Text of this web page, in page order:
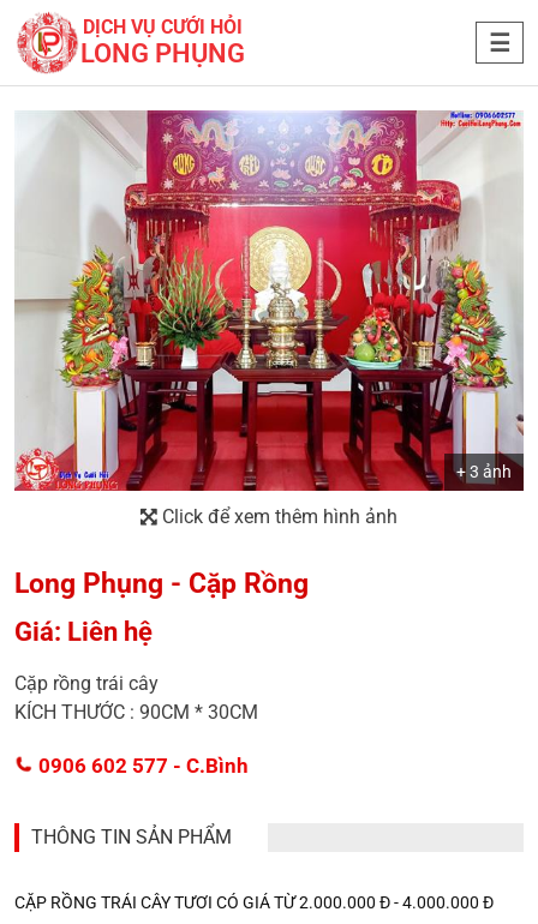
DỊCH VỤ CƯỚI HỎI
LONG PHỤNG
+ 3 ảnh
Click để xem thêm hình ảnh
Long Phụng - Cặp Rồng
Giá: Liên hệ
Cặp rồng trái cây
KÍCH THƯỚC : 90CM * 30CM
0906 602 577 - C.Bình
THÔNG TIN SẢN PHẨM
CẶP RỒNG TRÁI CÂY TƯƠI CÓ GIÁ TỪ 2.000.000 Đ - 4.000.000 Đ